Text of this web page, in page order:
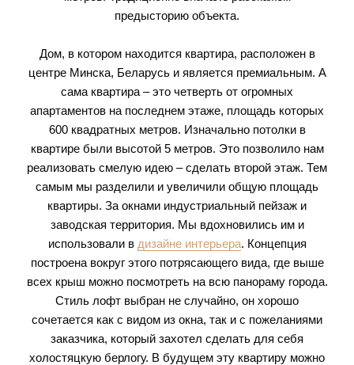
предысторию объекта.
Дом, в котором находится квартира, расположен в
центре Минска, Беларусь и является премиальным. А
сама квартира – это четверть от огромных
апартаментов на последнем этаже, площадь которых
600 квадратных метров. Изначально потолки в
квартире были высотой 5 метров. Это позволило нам
реализовать смелую идею – сделать второй этаж. Тем
самым мы разделили и увеличили общую площадь
квартиры. За окнами индустриальный пейзаж и
заводская территория. Мы вдохновились им и
использовали в дизайне интерьера. Концепция
построена вокруг этого потрясающего вида, где выше
всех крыш можно посмотреть на всю панораму города.
Стиль лофт выбран не случайно, он хорошо
сочетается как с видом из окна, так и с пожеланиями
заказчика, который захотел сделать для себя
холостяцкую берлогу. В будущем эту квартиру можно